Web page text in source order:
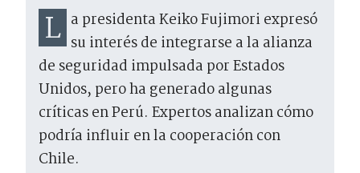
La presidenta Keiko Fujimori expresó su interés de integrarse a la alianza
de seguridad impulsada por Estados
Unidos, pero ha generado algunas
críticas en Perú. Expertos analizan cómo
podría influir en la cooperación con
Chile.